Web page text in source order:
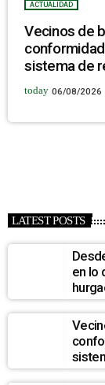
ACTUALIDAD
Vecinos de
sistema de
today 06/08/2026
LATEST POSTS
en lo